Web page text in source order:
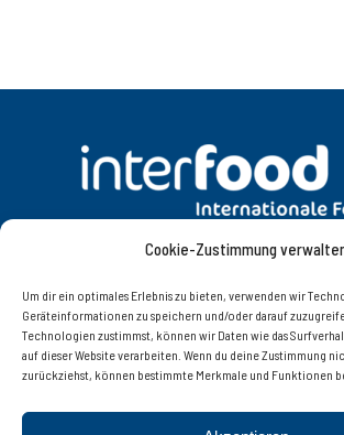
Cookie-Zustimmung
Um dir ein optimales Erlebnis zu bieten, verwenden wir
Geräteinformationen zu speichern und/oder darauf
Technologien zustimmst, können wir Daten wie das
auf dieser Website verarbeiten. Wenn du deine Zustimmung
zurückziehst, können bestimmte Merkmale und Funktionen
KONTAKT